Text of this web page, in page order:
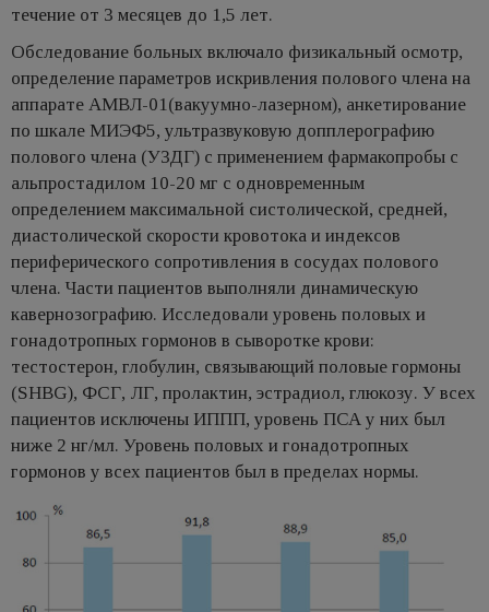
течение от 3 месяцев до 1,5 лет.
Обследование больных включало физикальный осмотр,
определение параметров искривления полового члена на
аппарате АМВЛ-01(вакуумно-лазерном), анкетирование
по шкале МИЭФ5, ультразвуковую допплерографию
полового члена (УЗДГ) с применением фармакопробы с
альпростадилом 10-20 мг с одновременным
определением максимальной систолической, средней,
диастолической скорости кровотока и индексов
периферического сопротивления в сосудах полового
члена. Части пациентов выполняли динамическую
кавернозографию. Исследовали уровень половых и
гонадотропных гормонов в сыворотке крови:
тестостерон, глобулин, связывающий половые гормоны
(SHBG), ФСГ, ЛГ, пролактин, эстрадиол, глюкозу. У всех
пациентов исключены ИППП, уровень ПСА у них был
ниже 2 нг/мл. Уровень половых и гонадотропных
гормонов у всех пациентов был в пределах нормы.